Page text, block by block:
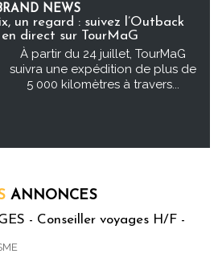
NEWS
un regard : suivez l’Outback
direct sur TourMaG
À partir du 24 juillet, TourMaG
suivra une expédition de plus de
5 000 kilomètres à travers...
ANNONCES
- Conseiller voyages H/F -